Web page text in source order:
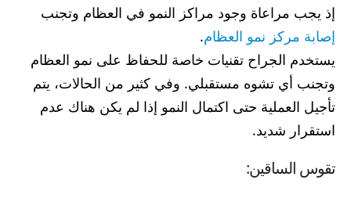
إذ يجب مراعاة وجود مراكز النمو في العظام وتجنب
إصابة مركز نمو العظام.
يستخدم الجراح تقنيات خاصة للحفاظ على نمو العظام
وتجنب أي تشوه مستقبلي. وفي كثير من الحالات، يتم
تأجيل العملية حتى اكتمال النمو إذا لم يكن هناك عدم
استقرار شديد.
تقوس الساقين: